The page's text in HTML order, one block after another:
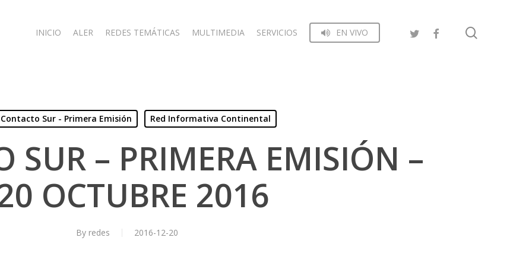
INICIO ALER REDES TEMÁTICAS MULTIMEDIA SERVICIOS EN VIVO
Contacto Sur - Primera Emisión Red Informativa Continental
SUR – PRIMERA EMISIÓN –
OCTUBRE 2016
By redes 2016-12-20